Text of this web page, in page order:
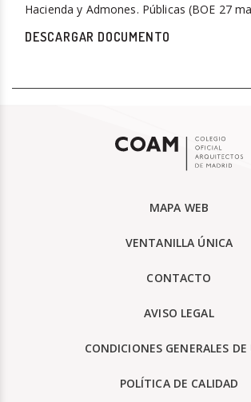
Hacienda y Admones. Públicas (BOE 27
DESCARGAR DOCUMENTO
MAPA WEB
VENTANILLA ÚNICA
CONTACTO
AVISO LEGAL
CONDICIONES GENERALES DE
POLÍTICA DE CALIDAD